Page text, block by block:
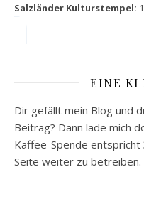
Salzländer Kulturstempel:
EINE
Dir gefällt mein Blog und
Beitrag? Dann lade mich
Kaffee-Spende entspricht
Seite weiter zu betreiben.